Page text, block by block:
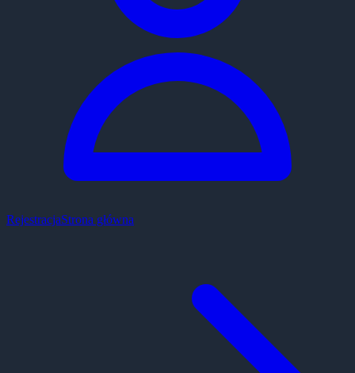
RejestracjaStrona główna